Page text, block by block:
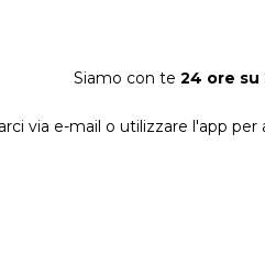
Siamo con te 24 ore su
via e-mail o utilizzare l'app